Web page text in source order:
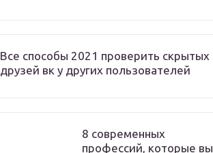
Все способы 2021 проверить скрытых
друзей вк у других пользователей
8 современных
профессий, которые вы